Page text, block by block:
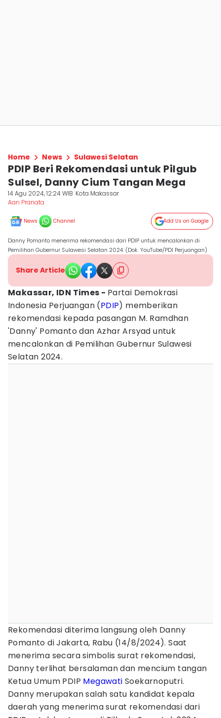
Home News Sulawesi Selatan
PDIP Beri Rekomendasi untuk Pilgub
Sulsel, Danny Cium Tangan Mega
14 Agu 2024, 12:24 WIB Kota Makassar
Aan Pranata
News Channel Add Us on Google
Danny Pomanto menerima rekomendasi dari PDIP untuk mencalonkan di
Pemilihan Gubernur Sulawesi Selatan 2024. (Dok. YouTube/PDI Perjuangan)
Share Article
Makassar, IDN Times - Partai Demokrasi
Indonesia Perjuangan (PDIP) memberikan
rekomendasi kepada pasangan M. Ramdhan
'Danny' Pomanto dan Azhar Arsyad untuk
mencalonkan di Pemilihan Gubernur Sulawesi
Selatan 2024.
Rekomendasi diterima langsung oleh Danny
Pomanto di Jakarta, Rabu (14/8/2024). Saat
menerima secara simbolis surat rekomendasi,
Danny terlihat bersalaman dan mencium tangan
Ketua Umum PDIP Megawati Soekarnoputri.
Danny merupakan salah satu kandidat kepala
daerah yang menerima surat rekomendasi dari